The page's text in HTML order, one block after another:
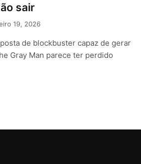
sair
19, 2026
de blockbuster capaz de gerar
Gray Man parece ter perdido